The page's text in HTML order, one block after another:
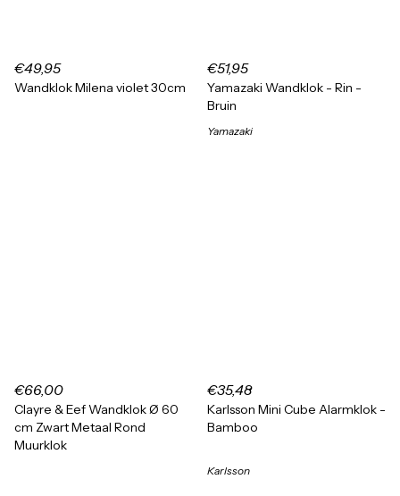
€49,95
Wandklok Milena violet 30cm
€51,95
Yamazaki Wandklok - Rin -
Bruin
Yamazaki
€66,00
Clayre & Eef Wandklok Ø 60
cm Zwart Metaal Rond
Muurklok
€35,48
Karlsson Mini Cube Alarmklok -
Bamboo
Karlsson